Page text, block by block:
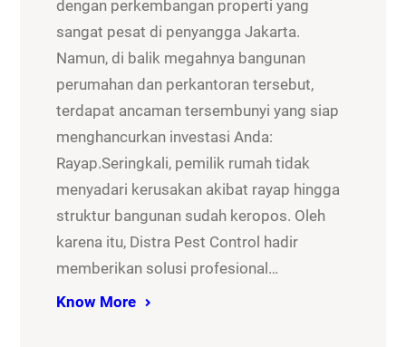
dengan perkembangan properti yang
sangat pesat di penyangga Jakarta.
Namun, di balik megahnya bangunan
perumahan dan perkantoran tersebut,
terdapat ancaman tersembunyi yang siap
menghancurkan investasi Anda:
Rayap.Seringkali, pemilik rumah tidak
menyadari kerusakan akibat rayap hingga
struktur bangunan sudah keropos. Oleh
karena itu, Distra Pest Control hadir
memberikan solusi profesional…
Know More